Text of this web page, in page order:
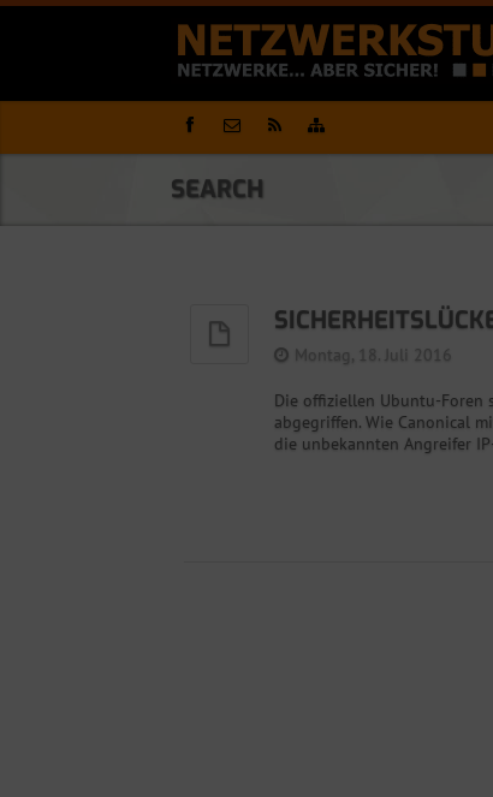
SEARCH
Montag, 18. Juli 2016
Die offiziellen Ubuntu-Foren
abgegriffen. Wie Canonical
die unbekannten Angreifer